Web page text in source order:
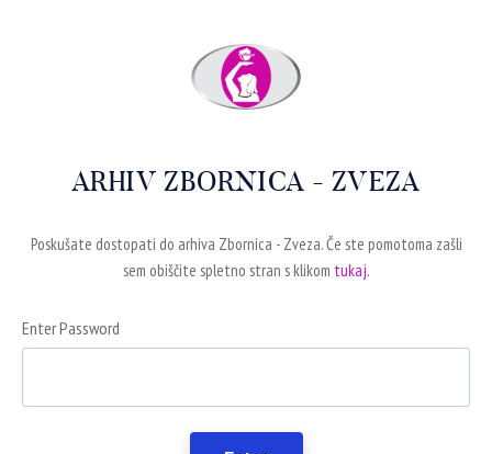
ARHIV ZBORNICA - ZVEZA
Poskušate dostopati do arhiva Zbornica - Zveza. Če ste pomotoma zašli
sem obiščite spletno stran s klikom tukaj.
Enter Password